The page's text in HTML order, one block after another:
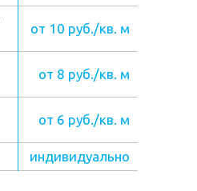
от 10 руб./кв. м
от 8 руб./кв. м
от 6 руб./кв. м
индивидуально